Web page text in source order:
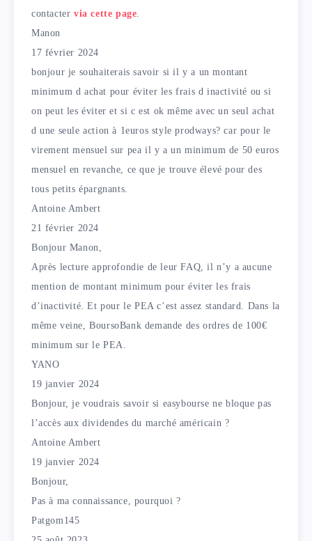
contacter via cette page
Manon
17 février 2024
bonjour je souhaiterais savoir si il y a un montant
minimum d achat pour éviter les frais d inactivité ou si
on peut les éviter et si c est ok même avec un seul achat
d une seule action à 1euros style prodways? car pour le
virement mensuel sur pea il y a un minimum de 50 euros
mensuel en revanche, ce que je trouve élevé pour des
tous petits épargnants.
Antoine Ambert
21 février 2024
Bonjour Manon,
Après lecture approfondie de leur FAQ, il n’y a aucune
mention de montant minimum pour éviter les frais
d’inactivité. Et pour le PEA c’est assez standard. Dans la
même veine, BoursoBank demande des ordres de 100€
minimum sur le PEA.
YANO
19 janvier 2024
Bonjour, je voudrais savoir si easybourse ne bloque pas
l’accès aux dividendes du marché américain ?
Antoine Ambert
19 janvier 2024
Bonjour,
Pas à ma connaissance, pourquoi ?
Patgom145